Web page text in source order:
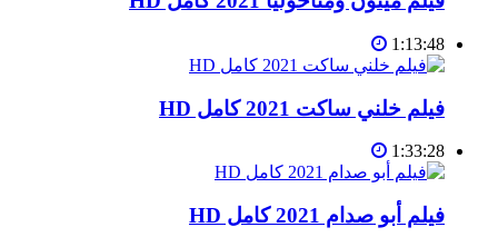
1:13:48
فيلم خلني ساكت 2021 كامل HD
1:33:28
فيلم أبو صدام 2021 كامل HD